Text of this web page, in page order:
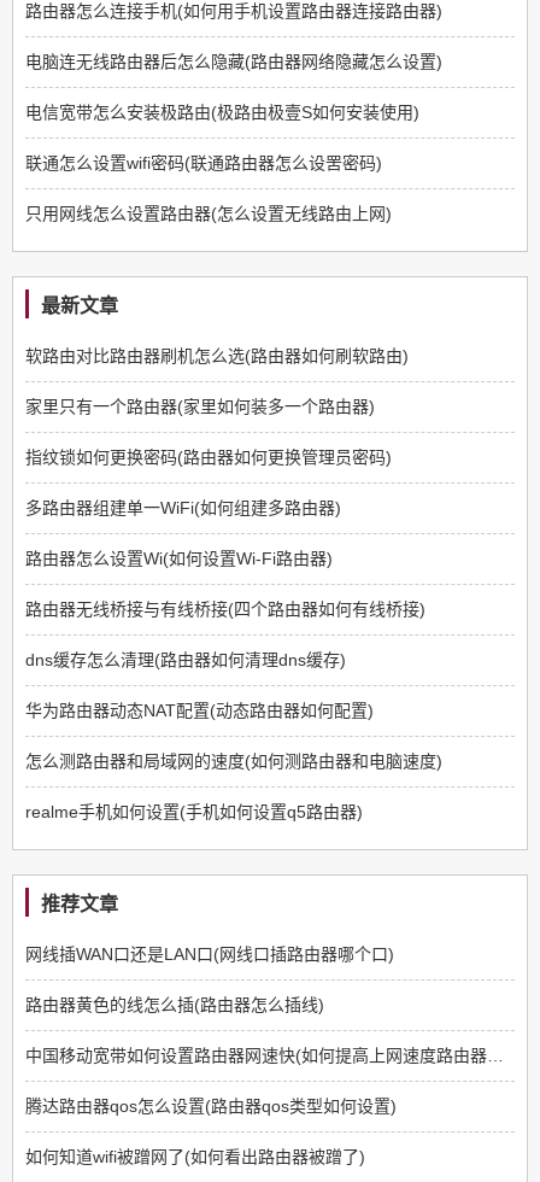
路由器怎么连接手机(如何用手机设置路由器连接路由器)
电脑连无线路由器后怎么隐藏(路由器网络隐藏怎么设置)
电信宽带怎么安装极路由(极路由极壹S如何安装使用)
联通怎么设置wifi密码(联通路由器怎么设罟密码)
只用网线怎么设置路由器(怎么设置无线路由上网)
最新文章
软路由对比路由器刷机怎么选(路由器如何刷软路由)
家里只有一个路由器(家里如何装多一个路由器)
指纹锁如何更换密码(路由器如何更换管理员密码)
多路由器组建单一WiFi(如何组建多路由器)
路由器怎么设置Wi(如何设置Wi-Fi路由器)
路由器无线桥接与有线桥接(四个路由器如何有线桥接)
dns缓存怎么清理(路由器如何清理dns缓存)
华为路由器动态NAT配置(动态路由器如何配置)
怎么测路由器和局域网的速度(如何测路由器和电脑速度)
realme手机如何设置(手机如何设置q5路由器)
推荐文章
网线插WAN口还是LAN口(网线口插路由器哪个口)
路由器黄色的线怎么插(路由器怎么插线)
腾达路由器qos怎么设置(路由器qos类型如何设置)
如何知道wifi被蹭网了(如何看出路由器被蹭了)